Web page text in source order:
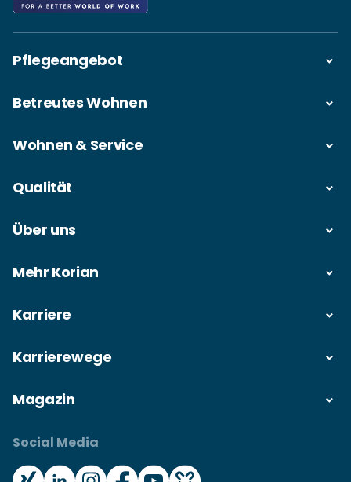
Pflegeangebot
Betreutes Wohnen
Wohnen & Service
Qualität
Über uns
Mehr Korian
Karriere
Karrierewege
Magazin
Social Media